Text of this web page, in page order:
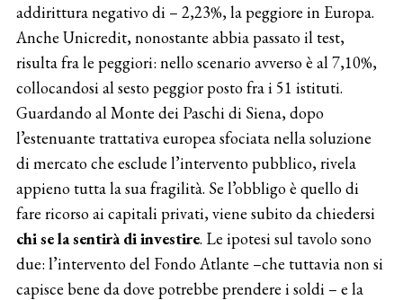
addirittura negativo di – 2,23%, la peggiore in Europa.
Anche Unicredit, nonostante abbia passato il test,
risulta fra le peggiori: nello scenario avverso è al 7,10%,
collocandosi al sesto peggior posto fra i 51 istituti.
Guardando al Monte dei Paschi di Siena, dopo
l’estenuante trattativa europea sfociata nella soluzione
di mercato che esclude l’intervento pubblico, rivela
appieno tutta la sua fragilità. Se l’obbligo è quello di
fare ricorso ai capitali privati, viene subito da chiedersi
chi se la sentirà di investire. Le ipotesi sul tavolo sono
due: l’intervento del Fondo Atlante –che tuttavia non si
capisce bene da dove potrebbe prendere i soldi – e la